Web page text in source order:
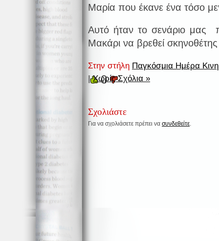
Μαρία που έκανε ένα τόσο
Αυτό ήταν το σενάριο μας
Μακάρι να βρεθεί σκηνοθέτης
Στην στήλη Παγκόσμια Ημέρα
| Χωρίς Σχόλια »
0
Σχολιάστε
Για να σχολιάσετε πρέπει να συνδεθείτε.